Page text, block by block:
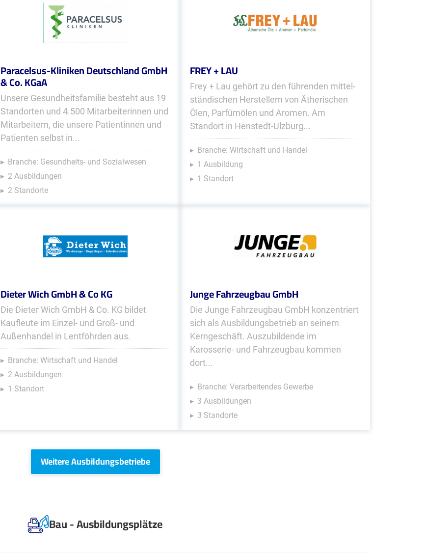
Paracelsus-Kliniken Deutschland GmbH
& Co. KGaA
Unsere Gesundheitsfamilie besteht aus 19
Standorten und 4.500 Mitarbeiterinnen und
Mitarbeitern, die unsere Patientinnen und
Patienten selbst in...
Branche: Gesundheits- und Sozialwesen
2 Ausbildungen
2 Standorte
FREY + LAU
Frey + Lau gehört zu den führenden mittel­
ständischen Herstellern von Ätherischen
Ölen, Parfümölen und Aromen. Am
Standort in Henstedt-Ulzburg...
Branche: Wirtschaft und Handel
1 Ausbildung
1 Standort
Dieter Wich GmbH & Co KG
Die Dieter Wich GmbH & Co. KG bildet
Kaufleute im Einzel- und Groß- und
Außenhandel in Lentföhrden aus.
Branche: Wirtschaft und Handel
2 Ausbildungen
1 Standort
Junge Fahrzeugbau GmbH
Die Junge Fahrzeugbau GmbH konzentriert
sich als Ausbildungsbetrieb an seinem
Kerngeschäft. Auszubildende im
Karosserie- und Fahrzeugbau kommen
dort...
Branche: Verarbeitendes Gewerbe
3 Ausbildungen
3 Standorte
Weitere Ausbildungsbetriebe
Bau - Ausbildungsplätze